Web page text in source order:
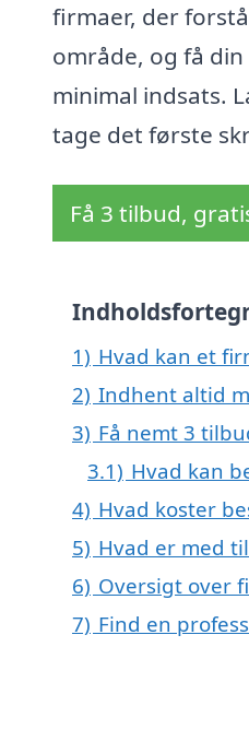
firmaer, der
område, og få
minimal indsats.
tage det første
Få 3 tilbud,
1) Hvad kan et
2) Indhent altid
3) Få nemt 3
3.1) Hvad kan
4) Hvad koster
5) Hvad er med
6) Oversigt over
7) Find en